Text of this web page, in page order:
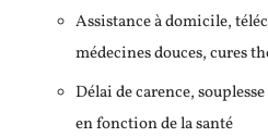
Assistance à domicile,
médecines douces, cures
Délai de carence,
en fonction de la santé